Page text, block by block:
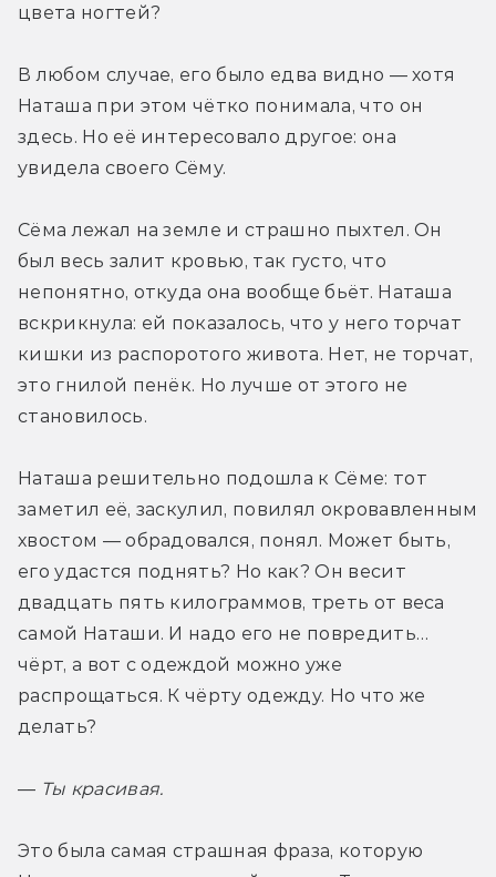
цвета ногтей?
В любом случае, его было едва видно — хотя
Наташа при этом чётко понимала, что он
здесь. Но её интересовало другое: она
увидела своего Сёму.
Сёма лежал на земле и страшно пыхтел. Он
был весь залит кровью, так густо, что
непонятно, откуда она вообще бьёт. Наташа
вскрикнула: ей показалось, что у него торчат
кишки из распоротого живота. Нет, не торчат,
это гнилой пенёк. Но лучше от этого не
становилось.
Наташа решительно подошла к Сёме: тот
заметил её, заскулил, повилял окровавленным
хвостом — обрадовался, понял. Может быть,
его удастся поднять? Но как? Он весит
двадцать пять килограммов, треть от веса
самой Наташи. И надо его не повредить…
чёрт, а вот с одеждой можно уже
распрощаться. К чёрту одежду. Но что же
делать?
— Ты красивая.
Это была самая страшная фраза, которую